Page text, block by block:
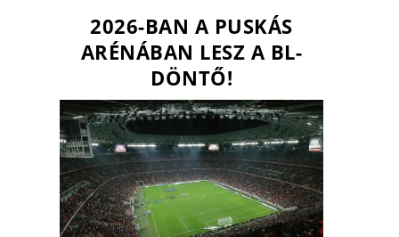
2026-BAN A PUSKÁS
ARÉNÁBAN LESZ A BL-
DÖNTŐ!